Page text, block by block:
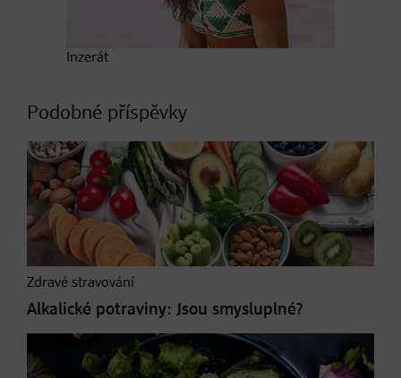
Inzerát
Podobné příspěvky
Zdravé stravování
Alkalické potraviny: Jsou smysluplné?